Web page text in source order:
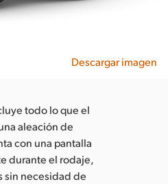
Descargar imagen
todo lo que el
aleación de
con una pantalla
durante el rodaje,
sin necesidad de